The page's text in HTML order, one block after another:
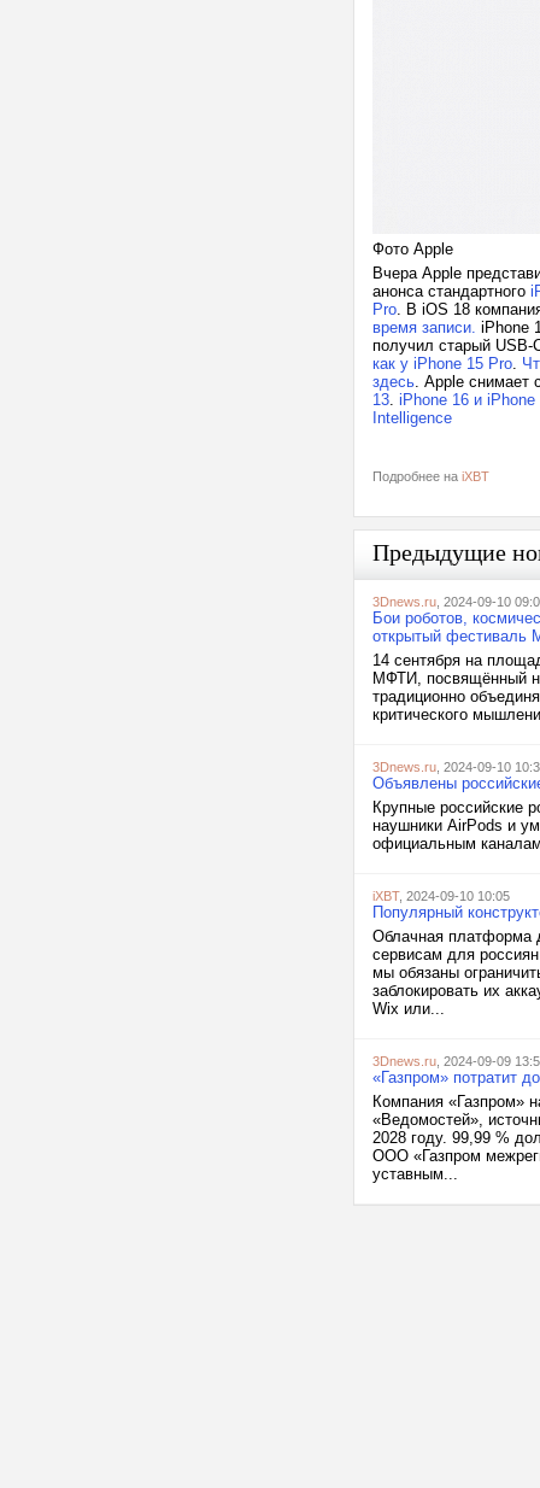
Фото Apple
Вчера Apple
анонса стандартного
Pro. В iOS 18
время записи. iPhone
получил старый
как у iPhone 15 Pro.
здесь. Apple снимает
13. iPhone 16 и
Intelligence
Подробнее на iXBT
Предыдущие
3Dnews.ru , 2024-09-10
Бои роботов,
открытый фестиваль
14 сентября на
МФТИ, посвящённый
традиционно
критического
3Dnews.ru , 2024-09-10
Объявлены
Крупные российские
наушники AirPods и
официальным
iXBT, 2024-09-10 10:05
Популярный
Облачная платформа
сервисам для
мы обязаны
заблокировать их
Wix или...
3Dnews.ru , 2024-09-09
«Газпром» потратит
Компания «Газпром»
«Ведомостей»,
2028 году. 99,99 %
ООО «Газпром
уставным...